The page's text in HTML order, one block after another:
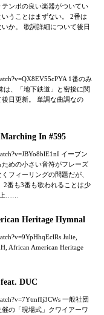
ンポの良い楽器がついてい
うことはまずない。 2番は
か。 歌詞詳細について後日
1番のみ
は、「地下鉄道」と密接に関
日更新。 単調な曲調なの
In #595
イーブン
めの小さい音符がフレーズ
フィーリングの問題だが、
2番も3番も歌われることは少
……
Heritage Hymnal
Julie,
African American Heritage
DUC
一般社団
の「現場式」クワイアーワ